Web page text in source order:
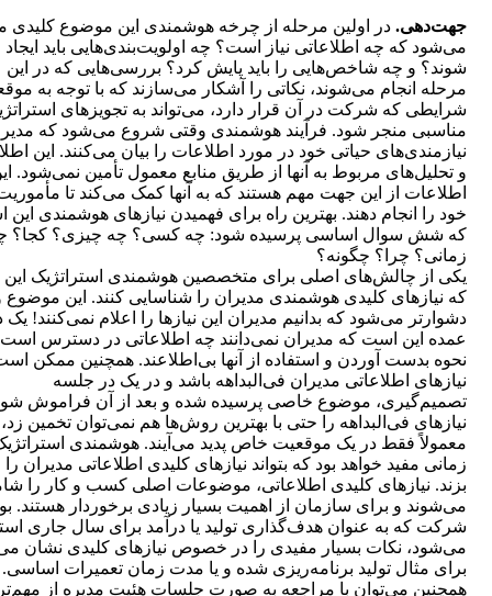
جهت‌دهی. در اولین مرحله از چرخه هوشمندی این موضوع کلیدی
می‌شود که چه اطلاعاتی نیاز است؟ چه اولویت‌بندی‌هایی باید ایجاد
شوند؟ و چه شاخص‌هایی را باید پایش کرد؟ بررسی‌هایی که در این
مرحله انجام می‌شوند، نکاتی را آشکار می‌سازند که با توجه به
شرایطی که شرکت در آن قرار دارد، می‌تواند به تجویزهای
مناسبی منجر شود. فرآیند هوشمندی وقتی شروع می‌شود که
نیازمندی‌های حیاتی خود در مورد اطلاعات را بیان می‌کنند. این
و تحلیل‌های مربوط به آنها از طریق منابع معمول تأمین نمی‌شود.
اطلاعات از این جهت مهم هستند که به آنها کمک می‌کند تا
خود را انجام دهند. بهترین راه برای فهمیدن نیازهای هوشمندی
که شش سوال اساسی پرسیده شود: چه کسی؟ چه چیزی؟ کجا؟
زمانی؟ ‌چرا؟ چگونه؟
یکی از چالش‌های اصلی برای متخصصین هوشمندی استراتژیک
که نیازهای کلیدی هوشمندی مدیران را شناسایی کنند. این موضوع
دشوارتر می‌شود که بدانیم مدیران این نیازها را اعلام نمی‌کنند! یک
عمده این است که مدیران نمی‌دانند چه اطلاعاتی در دسترس است
نحوه بدست آوردن و استفاده از آنها بی‌اطلاعند. همچنین ممکن
نیازهای اطلاعاتی مدیران فی‌البداهه باشد و در یک در جلسه
تصمیم‌گیری، موضوع خاصی پرسیده شده و بعد از آن فراموش
نیازهای فی‌البداهه را حتی با بهترین روش‌ها هم نمی‌توان تخمین زد،
معمولاً فقط در یک موقعیت خاص پدید می‌آیند. هوشمندی
زمانی مفید خواهد بود که بتواند نیازهای کلیدی اطلاعاتی مدیران
بزند. نیازهای کلیدی اطلاعاتی، موضوعات اصلی کسب و کار را
می‌شوند و برای سازمان از اهمیت بسیار زیادی برخوردار هستند.
شرکت که به عنوان هدف‌گذاری تولید یا درآمد برای سال جاری
می‌شود، نکات بسیار مفیدی را در خصوص نیازهای کلیدی نشان
برای مثال تولید برنامه‌ریزی شده و یا مدت زمان تعمیرات اساسی.
همچنین می‌توان با مراجعه به صورت جلسات هئیت مدیره از